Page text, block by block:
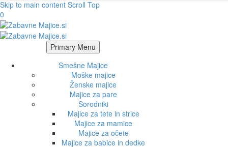
Skip to main content Scroll Top
0
Primary Menu
Smešne Majice
Moške majice
Ženske majice
Majice za pare
Sorodniki
Majice za tete in strice
Majice za mamice
Majice za očete
Majice za babice in dedke